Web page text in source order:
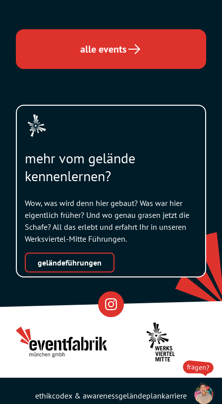
alle events
fragen?
Partner
mehr vom gelände
kennenlernen?
Wow, was wird denn hier gebaut? Was war hier
eigentlich früher? Und wo genau grasen jetzt die
Schafe? All das erlebt und erfahrt Ihr in unseren
Werksviertel-Mitte Führungen.
geländeführungen
ethikcodex & awarenessgeländeplankarriere